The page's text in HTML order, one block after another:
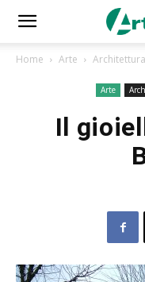
Home Arte Architettura
Arte
Il